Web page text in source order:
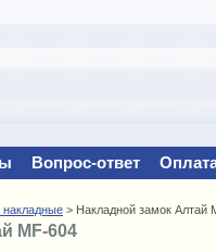
Вопрос-ответ
> Накладной замок Алтай
MF-604